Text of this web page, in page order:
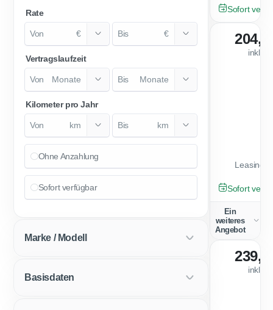
Rate
€ €
Vertragslaufzeit
Monate Monate
Kilometer pro Jahr
km km
Ohne Anzahlung
Sofort verfügbar
Marke / Modell
Basisdaten
GEBRAUCHT
Sofort
GEBRAUCHT
inkl.
Sofort
Ein
weiteres
Angebot
inkl.